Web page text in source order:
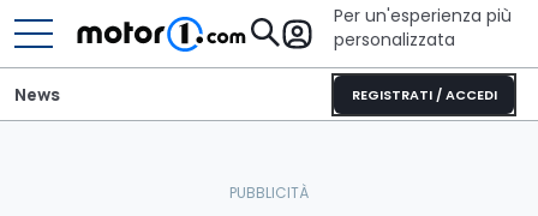
Per un'esperienza più
personalizzata
REGISTRATI / ACCEDI
News